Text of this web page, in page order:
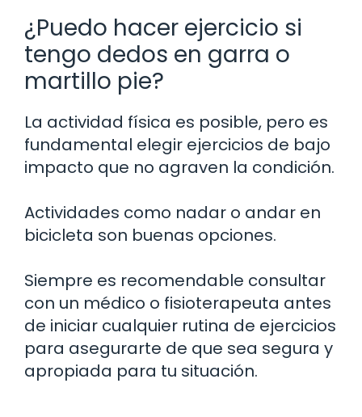
¿Puedo hacer ejercicio si
tengo dedos en garra o
martillo pie?
La actividad física es posible, pero es
fundamental elegir ejercicios de bajo
impacto que no agraven la condición.
Actividades como nadar o andar en
bicicleta son buenas opciones.
Siempre es recomendable consultar
con un médico o fisioterapeuta antes
de iniciar cualquier rutina de ejercicios
para asegurarte de que sea segura y
apropiada para tu situación.